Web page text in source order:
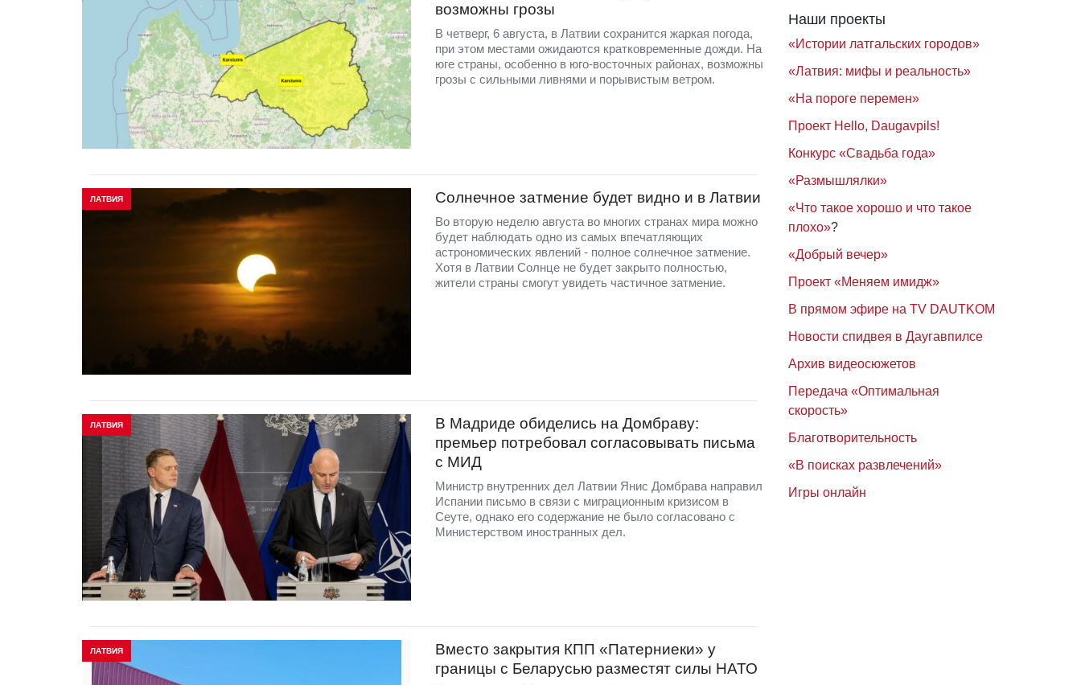
возможны грозы
В четверг, 6 августа, в Латвии сохранится жаркая погода,
при этом местами ожидаются кратковременные дожди. На
юге страны, особенно в юго-восточных районах, возможны
грозы с сильными ливнями и порывистым ветром.
ЛАТВИЯ Солнечное затмение будет видно и в Латвии
Во вторую неделю августа во многих странах мира можно
будет наблюдать одно из самых впечатляющих
астрономических явлений - полное солнечное затмение.
Хотя в Латвии Солнце не будет закрыто полностью,
жители страны смогут увидеть частичное затмение.
ЛАТВИЯ
В Мадриде обиделись на Домбраву:
премьер потребовал согласовывать письма
с МИД
Министр внутренних дел Латвии Янис Домбрава направил
Испании письмо в связи с миграционным кризисом в
Сеуте, однако его содержание не было согласовано с
Министерством иностранных дел.
ЛАТВИЯ
Вместо закрытия КПП «Патерниеки» у
границы с Беларусью разместят силы НАТО
Наши проекты
«Истории латгальских городов»
«Латвия: мифы и реальность»
«На пороге перемен»
Проект Hello, Daugavpils!
Конкурс «Свадьба года»
«Размышлялки»
«Что такое хорошо и что такое
плохо»?
«Добрый вечер»
Проект «Меняем имидж»
В прямом эфире на TV DAUTKOM
Новости спидвея в Даугавпилсе
Архив видеосюжетов
Передача «Оптимальная
скорость»
Благотворительность
«В поисках развлечений»
Игры онлайн